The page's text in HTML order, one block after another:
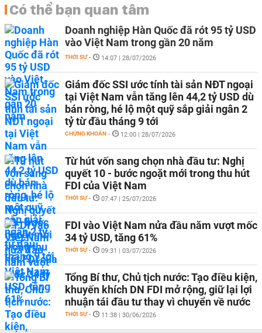
Có thể bạn quan tâm
Doanh nghiệp Hàn Quốc đã rót 95 tỷ USD
vào Việt Nam trong gần 20 năm
THỜI SỰ - 14:07 | 28/07/2026
Giám đốc SSI ước tính tài sản NĐT ngoại
tại Việt Nam vẫn tăng lên 44,2 tỷ USD dù
bán ròng, hé lộ một quỹ sắp giải ngân 2
tỷ từ đầu tháng 9 tới
CHỨNG KHOÁN - 12:00 | 28/07/2026
Từ hút vốn sang chọn nhà đầu tư: Nghị
quyết 10 - bước ngoặt mới trong thu hút
FDI của Việt Nam
THỜI SỰ - 07:47 | 25/07/2026
FDI vào Việt Nam nửa đầu năm vượt mốc
34 tỷ USD, tăng 61%
THỜI SỰ - 09:31 | 03/07/2026
Tổng Bí thư, Chủ tịch nước: Tạo điều kiện,
khuyến khích DN FDI mở rộng, giữ lại lợi
nhuận tái đầu tư thay vì chuyển về nước
THỜI SỰ - 11:38 | 30/06/2026